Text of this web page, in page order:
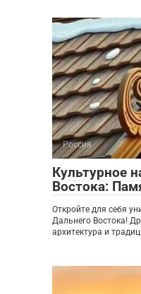
Россия
Культурное
Востока:
Откройте для себя
Дальнего Востока!
архитектура и